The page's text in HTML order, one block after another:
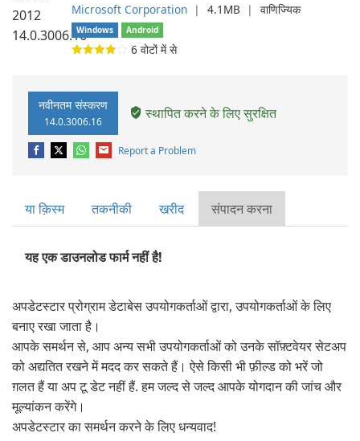
Microsoft Corporation ❘ 4.1MB ❘ वाणिज्यिक
Windows Android
6 वोटों में से
नवीनतम संस्करण
14.0.3006.16 स्थापित करने के लिए सुरक्षित
Report a Problem
या क़िस्‍म तकनीकी खरीद संपादन करना
यह एक डाउनलोड फार्म नहीं है!
अपडेटस्टार प्रोग्राम डेटाबेस उपयोगकर्ताओं द्वारा, उपयोगकर्ताओं के लिए
बनाए रखा जाता है।
आपके समर्थन से, आप अन्य सभी उपयोगकर्ताओं को उनके सॉफ़्टवेयर सेटअप
को अद्यतित रखने में मदद कर सकते हैं। ऐसे किसी भी फ़ील्ड को भरें जो
ग़लत हैं या अप टू डेट नहीं हैं. हम जल्द से जल्द आपके योगदान की जांच और
मूल्यांकन करेंगे।
अपडेटस्टार का समर्थन करने के लिए धन्यवाद!